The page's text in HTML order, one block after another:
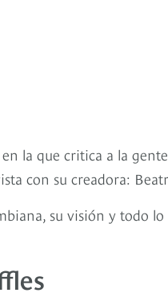
en la que critica a la
con su creadora:
su visión y todo